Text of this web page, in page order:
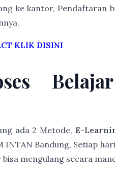
ke kantor, Pendaftaran
KLIK DISINI
ada 2 Metode, E-
INTAN Bandung, Setiap
mengulang secara